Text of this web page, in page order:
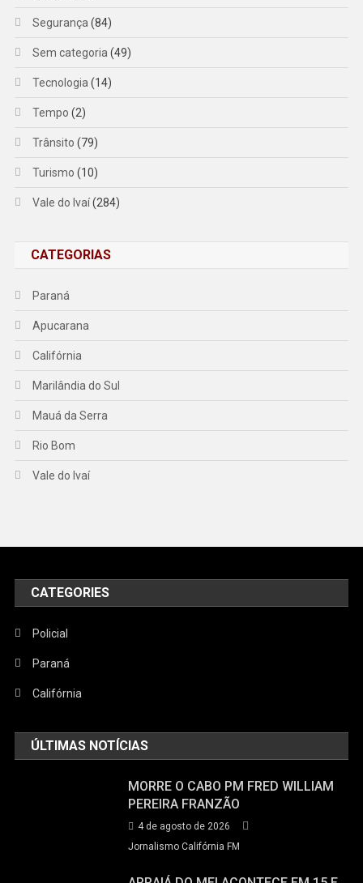
Segurança (84)
Sem categoria (49)
Tecnologia (14)
Tempo (2)
Trânsito (79)
Turismo (10)
Vale do Ivaí(284)
CATEGORIAS
Paraná
Apucarana
Califórnia
Marilândia do Sul
Mauá da Serra
Rio Bom
Vale do Ivaí
CATEGORIES
Policial
Paraná
Califórnia
ÚLTIMAS NOTÍCIAS
MORRE O CABO PM FRED WILLIAM
PEREIRA FRANZÃO
4 de agosto de 2026
Jornalismo Califórnia FM